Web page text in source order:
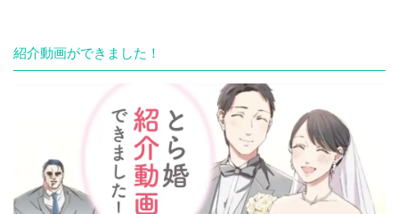
紹介動画ができました！